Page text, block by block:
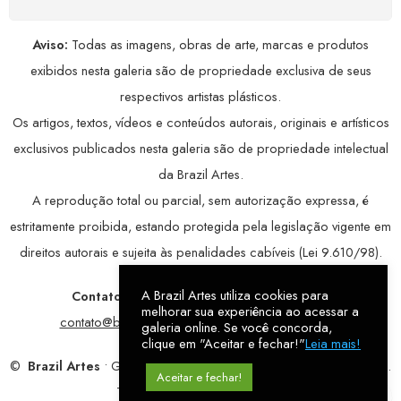
Aviso: Todas as imagens, obras de arte, marcas e produtos
exibidos nesta galeria são de propriedade exclusiva de seus
respectivos artistas plásticos.
Os artigos, textos, vídeos e conteúdos autorais, originais e artísticos
exclusivos publicados nesta galeria são de propriedade intelectual
da Brazil Artes.
A reprodução total ou parcial, sem autorização expressa, é
estritamente proibida, estando protegida pela legislação vigente em
direitos autorais e sujeita às penalidades cabíveis (Lei 9.610/98).
Contatos: WhatsApp:79 9998-1221/ E-mail:
contato@brazilartes.com/ Instagram:@brazilartes
© Brazil Artes • Galeria Online.9 anosde história (2017 – 2026).
Todos os direitos reservados!
A Brazil Artes utiliza cookies para
melhorar sua experiência ao acessar a
galeria online. Se você concorda,
clique em "Aceitar e fechar!"Leia mais!
Aceitar e fechar!